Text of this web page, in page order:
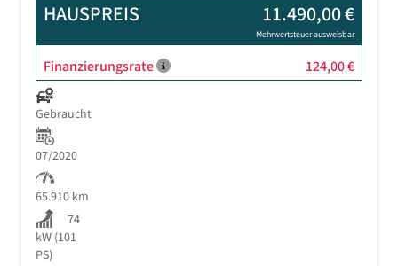
HAUSPREIS 11.490,00 €
Mehrwertsteuer ausweisbar
Finanzierungsrate 124,00 €
Gebraucht
07/2020
65.910 km
74
kW (101
PS)